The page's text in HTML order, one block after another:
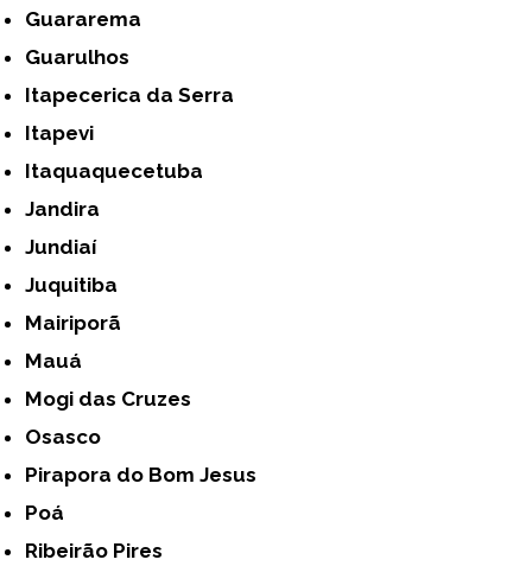
Guararema
Guarulhos
Itapecerica da Serra
Itapevi
Itaquaquecetuba
Jandira
Jundiaí
Juquitiba
Mairiporã
Mauá
Mogi das Cruzes
Osasco
Pirapora do Bom Jesus
Poá
Ribeirão Pires